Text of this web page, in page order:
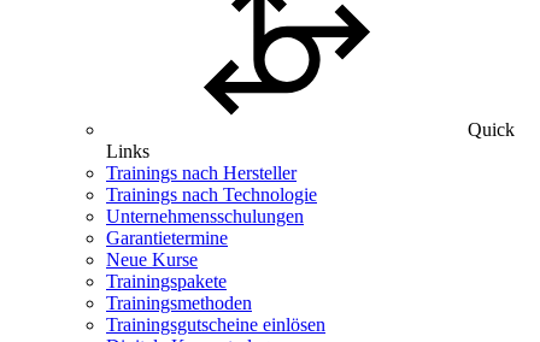
Quick
Links
Trainings nach Hersteller
Trainings nach Technologie
Unternehmensschulungen
Garantietermine
Neue Kurse
Trainingspakete
Trainingsmethoden
Trainingsgutscheine einlösen